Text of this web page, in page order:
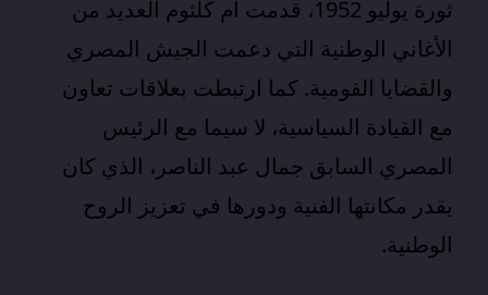
ثورة يوليو 1952، قدمت أم كلثوم العديد من
الأغاني الوطنية التي دعمت الجيش المصري
والقضايا القومية. كما ارتبطت بعلاقات تعاون
مع القيادة السياسية، لا سيما مع الرئيس
المصري السابق جمال عبد الناصر، الذي كان
يقدر مكانتها الفنية ودورها في تعزيز الروح
الوطنية.